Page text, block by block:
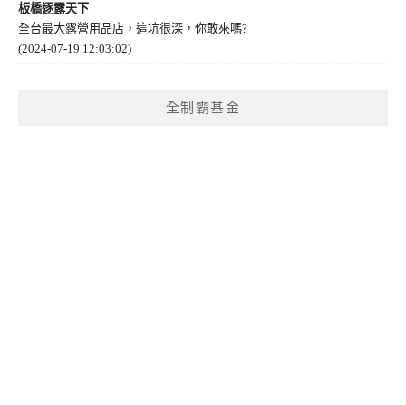
板橋逐露天下
全台最大露營用品店，這坑很深，你敢來嗎?
(2024-07-19 12:03:02)
全制霸基金